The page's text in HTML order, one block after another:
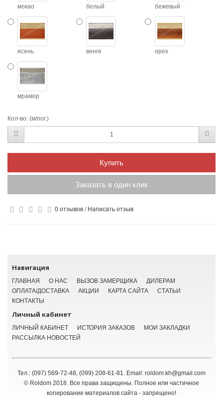
мокао белый бежевый
ясень венге орех
мрамор
Кол-во: (м/пог.)
Купить
Заказать в один клик
0 отзывов / Написать отзыв
Навигация
ГЛАВНАЯ О НАС ВЫЗОВ ЗАМЕРЩИКА
ДИЛЕРАМ
ОПЛАТА/ДОСТАВКА
АКЦИИ КАРТА САЙТА
СТАТЬИ
КОНТАКТЫ
Личный кабинет
ЛИЧНЫЙ КАБИНЕТ ИСТОРИЯ ЗАКАЗОВ
МОИ ЗАКЛАДКИ
РАССЫЛКА НОВОСТЕЙ
Тел.: (097) 569-72-48, (099) 208-61-81. Email: roldom.kh@gmail.com
© Roldom 2018. Все права защищены. Полное или частичное
копирование материалов сайта - запрещено!